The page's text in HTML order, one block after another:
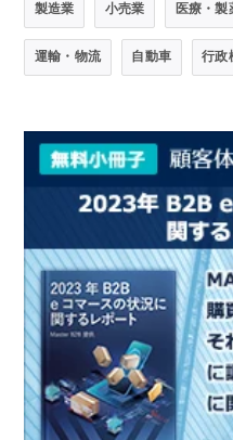
製造業 小売業 医療・製
運輸・物流 自動車 行政